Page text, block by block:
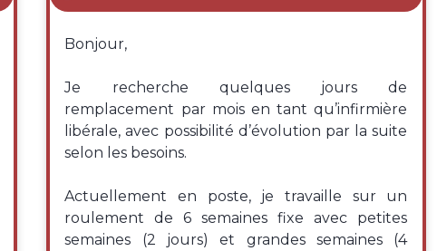
Bonjour,
Je recherche quelques jours de
remplacement par mois en tant qu’infirmière
libérale, avec possibilité d’évolution par la suite
selon les besoins.
Actuellement en poste, je travaille sur un
roulement de 6 semaines fixe avec petites
semaines (2 jours) et grandes semaines (4